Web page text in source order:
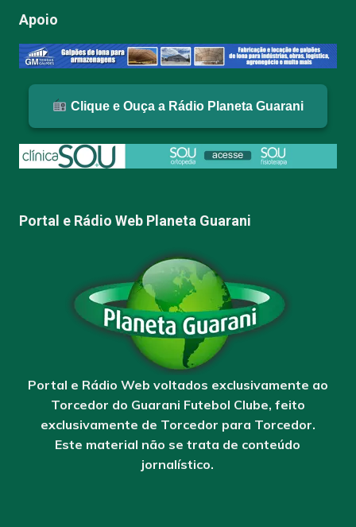
Apoio
Clique e Ouça a Rádio Planeta Guarani
Portal e Rádio Web Planeta Guarani
Portal e Rádio Web voltados exclusivamente ao
Torcedor do Guarani Futebol Clube, feito
exclusivamente de Torcedor para Torcedor.
Este material não se trata de conteúdo
jornalístico.